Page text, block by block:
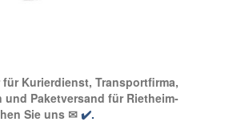
für Kurierdienst, Transportfirma,
Paketversand für Rietheim-
Sie uns ✉ ✔️.